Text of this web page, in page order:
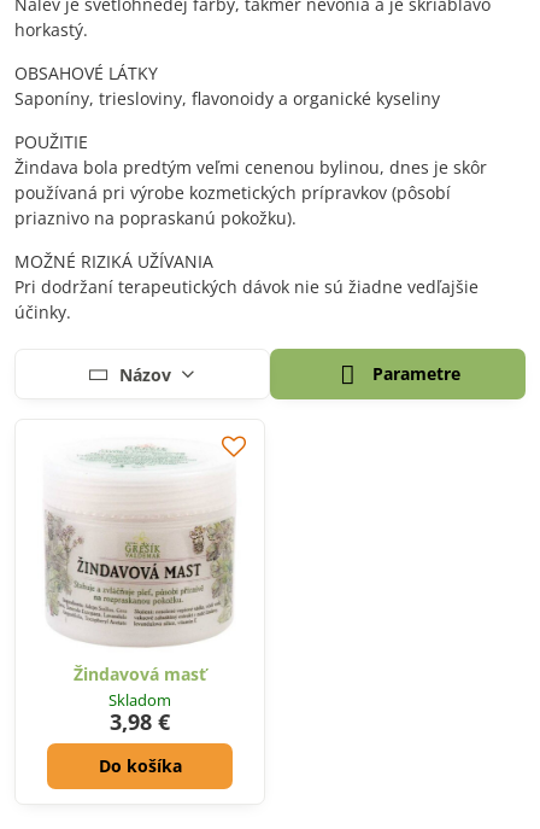
horkastý.
OBSAHOVÉ LÁTKY
Saponíny, triesloviny, flavonoidy a organické kyseliny
POUŽITIE
Žindava bola predtým veľmi cenenou bylinou, dnes je skôr
používaná pri výrobe kozmetických prípravkov (pôsobí
priaznivo na popraskanú pokožku).
MOŽNÉ RIZIKÁ UŽÍVANIA
Pri dodržaní terapeutických dávok nie sú žiadne vedľajšie
účinky.
Názov Parametre
Žindavová masť
Skladom
3,98 €
Do košíka